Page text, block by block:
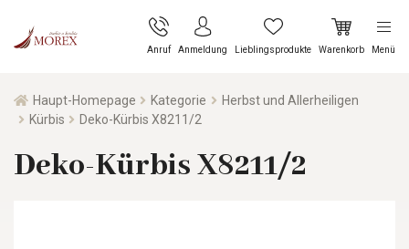
Anruf Anmeldung Lieblingsprodukte Warenkorb Menü
Haupt-Homepage Kategorie
Herbst und Allerheiligen
Kürbis
Deko-Kürbis X8211/2
Deko-Kürbis X8211/2